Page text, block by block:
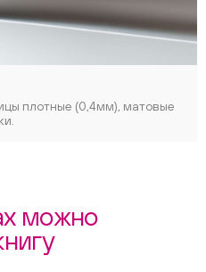
плотные (0,4мм), матовые
можно